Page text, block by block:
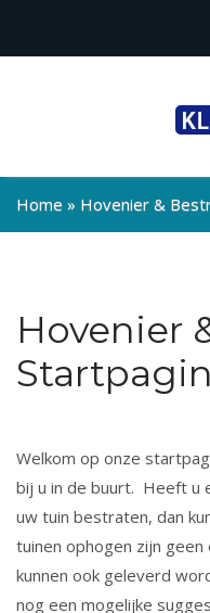
Home » Hovenier &
Hovenier
Welkom op onze
bij u in de buurt. Heeft u
uw tuin bestraten, dan
tuinen ophogen zijn geen
kunnen ook geleverd
nog een mogelijke